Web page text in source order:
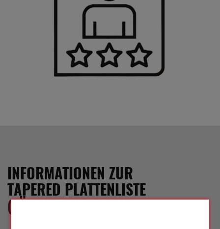
INFORMATIONEN ZUR
TAPERED PLATTENLISTE
(LÄNDERSPEZIFISCH)